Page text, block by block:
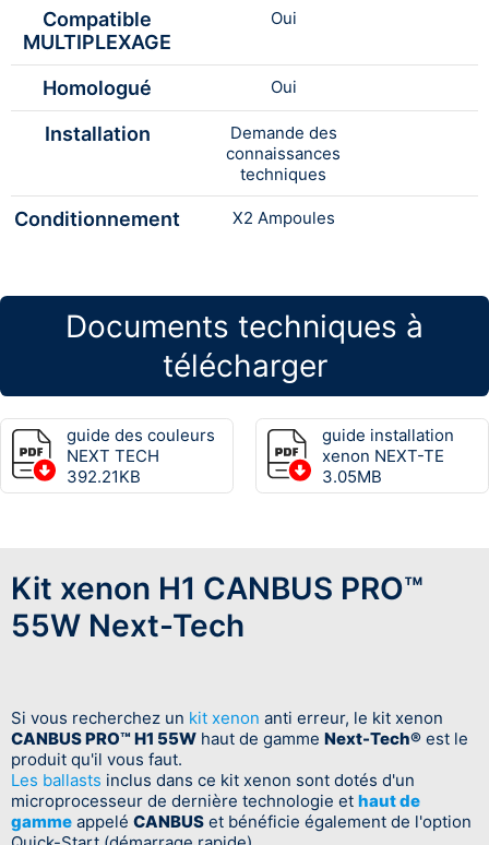
Compatible
MULTIPLEXAGE
Oui
Homologué Oui
Installation
Demande des
connaissances
techniques
Conditionnement X2 Ampoules
Documents techniques à
télécharger
guide des couleurs
NEXT TECH
392.21KB
guide installation
xenon NEXT-TE
3.05MB
Kit xenon H1 CANBUS PRO™
55W Next-Tech
Si vous recherchez un kit xenon anti erreur, le kit xenon
CANBUS PRO™ H1 55W haut de gamme Next-Tech® est le
produit qu'il vous faut.
Les ballasts inclus dans ce kit xenon sont dotés d'un
microprocesseur de dernière technologie et haut de
gamme appelé CANBUS et bénéficie également de l'option